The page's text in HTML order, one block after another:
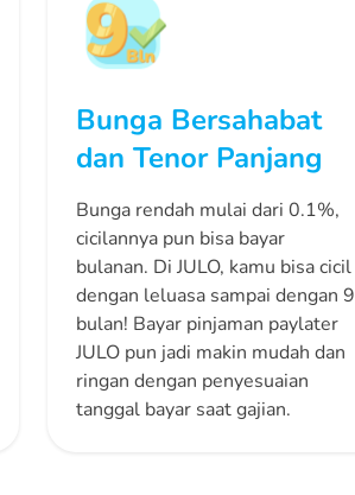
Bunga Bersahabat
dan Tenor Panjang
Bunga rendah mulai dari 0.1%,
cicilannya pun bisa bayar
bulanan. Di JULO, kamu bisa cicil
dengan leluasa sampai dengan 9
bulan! Bayar pinjaman paylater
JULO pun jadi makin mudah dan
ringan dengan penyesuaian
tanggal bayar saat gajian.